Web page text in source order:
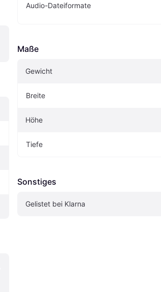
Audio-Dateiformate
Maße
Gewicht
Breite
Höhe
Tiefe
Sonstiges
Gelistet bei Klarna